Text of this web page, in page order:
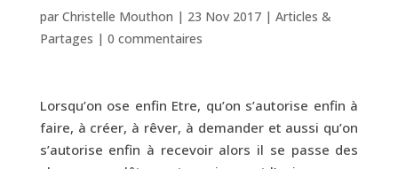
par Christelle Mouthon | 23 Nov 2017| Articles &
Partages | 0 commentaires
Lorsqu’on ose enfin Etre, qu’on s’autorise enfin à
faire, à créer, à rêver, à demander et aussi qu’on
s’autorise enfin à recevoir alors il se passe des